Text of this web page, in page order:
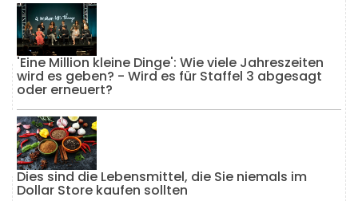
'Eine Million kleine Dinge': Wie viele Jahreszeiten
wird es geben? - Wird es für Staffel 3 abgesagt
oder erneuert?
Dies sind die Lebensmittel, die Sie niemals im
Dollar Store kaufen sollten